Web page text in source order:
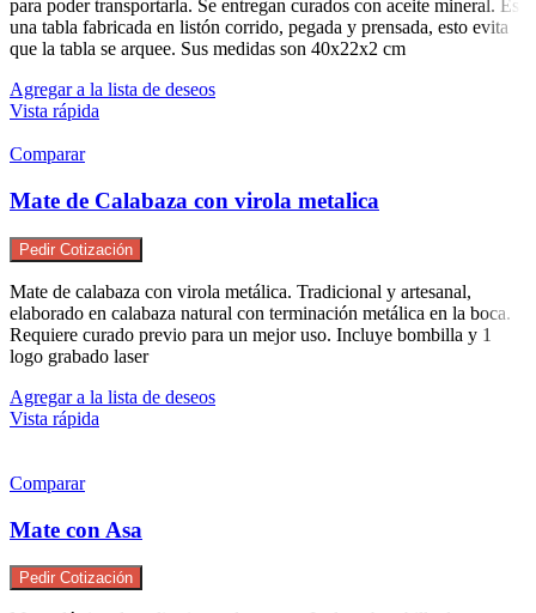
para poder transportarla. Se entregan curados con aceite mineral. Es
una tabla fabricada en listón corrido, pegada y prensada, esto evita
que la tabla se arquee. Sus medidas son 40x22x2 cm
Agregar a la lista de deseos
Vista rápida
Comparar
Mate de Calabaza con virola metalica
Pedir Cotización
Mate de calabaza con virola metálica. Tradicional y artesanal,
elaborado en calabaza natural con terminación metálica en la boca.
Requiere curado previo para un mejor uso. Incluye bombilla y 1
logo grabado laser
Agregar a la lista de deseos
Vista rápida
Comparar
Mate con Asa
Pedir Cotización